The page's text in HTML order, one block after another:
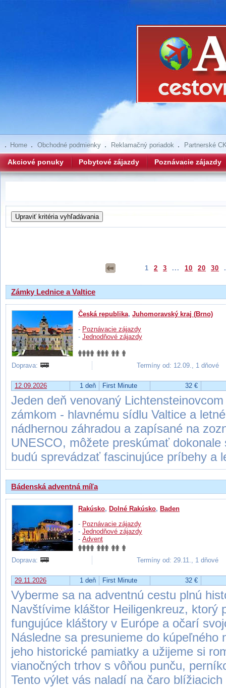
Home Obchodné podmienky Reklamačný poriadok Partnerské
Akciové ponuky Pobytové zájazdy Poznávacie zájazdy
1 2 3 ... 10 20 30
Zámky Lednice a Valtice
Česká republika, Juhomoravský kraj (Brno)
- Poznávacie zájazdy
- Jednodňové zájazdy
Doprava: Termíny od: 12.09., 1 dňové
12.09.2026 1 deň First Minute 32 €
Jeden deň venovaný
zámkom - hlavnému sídlu Valtice a
nádhernou záhradou a zapísané na
UNESCO, môžete preskúmať
budú sprevádzať fascinujúce príbehy a
Bádenská adventná míľa
Rakúsko, Dolné Rakúsko, Baden
- Poznávacie zájazdy
- Jednodňové zájazdy
- Advent
Doprava: Termíny od: 29.11., 1 dňové
29.11.2026 1 deň First Minute 32 €
Vyberme sa na adventnú cestu plnú
Navštívime kláštor Heiligenkreuz, ktorý
fungujúce kláštory v Európe a očarí
Následne sa presunieme do kúpeľného
jeho historické pamiatky a užijeme si
vianočných trhov s vôňou punču,
Tento výlet vás naladí na čaro